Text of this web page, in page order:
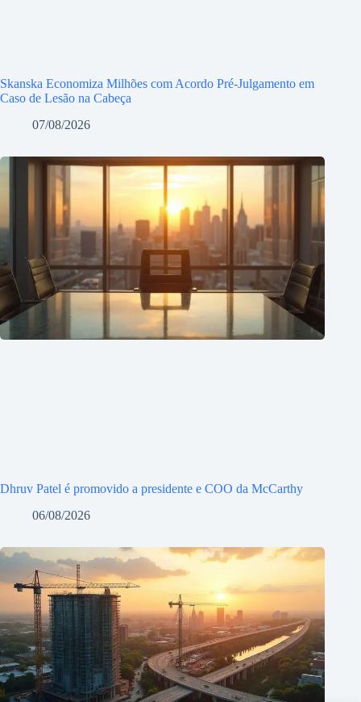
Skanska Economiza Milhões com Acordo Pré-Julgamento em
Caso de Lesão na Cabeça
07/08/2026
Dhruv Patel é promovido a presidente e COO da McCarthy
06/08/2026